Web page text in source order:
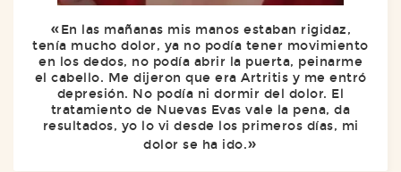
En las mañanas mis manos estaban rigidaz,
tenía mucho dolor, ya no podía tener movimiento
en los dedos, no podía abrir la puerta, peinarme
el cabello. Me dijeron que era Artritis y me entró
depresión. No podía ni dormir del dolor. El
tratamiento de Nuevas Evas vale la pena, da
resultados, yo lo vi desde los primeros días, mi
dolor se ha ido.